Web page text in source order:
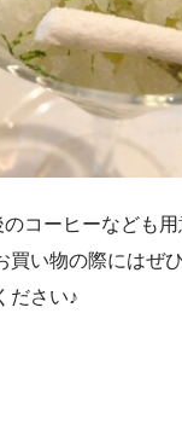
コーヒーなども
買い物の際にはぜひ
ださい♪